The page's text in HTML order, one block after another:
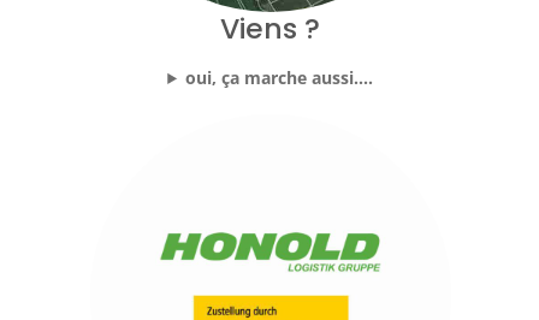
Viens ?
oui, ça marche aussi....